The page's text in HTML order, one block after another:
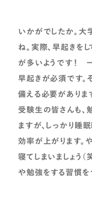
いかがでしたか。大
ね。実際、早起きを
が多いようです！
早起きが必須です。
備える必要があります
受験生の皆さんも
ますが、しっかり睡
効率が上がります。
寝てしまいましょう
や勉強をする習慣を